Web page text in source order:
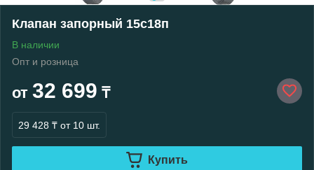
Клапан запорный 15с18п
В наличии
Опт и розница
от 32 699 ₸
29 428 ₸ от 10 шт.
Купить